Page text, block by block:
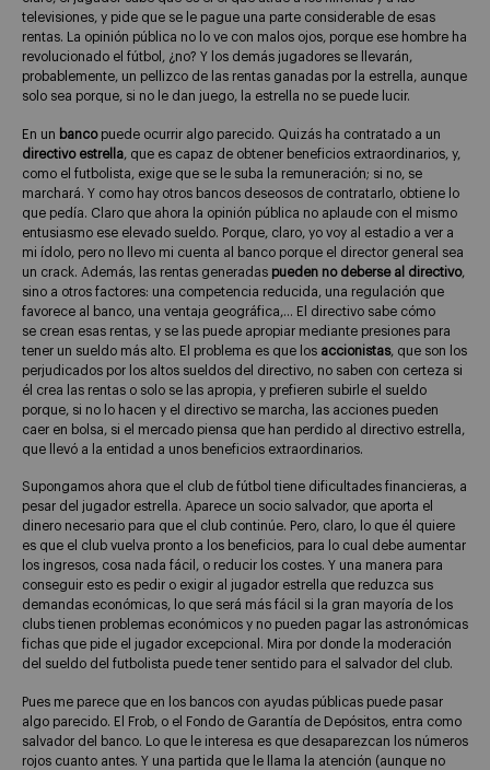
televisiones, y pide que se le pague una parte considerable de esas
rentas. La opinión pública no lo ve con malos ojos, porque ese hombre ha
revolucionado el fútbol, ¿no? Y los demás jugadores se llevarán,
probablemente, un pellizco de las rentas ganadas por la estrella, aunque
solo sea porque, si no le dan juego, la estrella no se puede lucir.
En un bancopuede ocurrir algo parecido. Quizás ha contratado a un
directivo estrella, que es capaz de obtener beneficios extraordinarios, y,
como el futbolista, exige que se le suba la remuneración; si no, se
marchará. Y como hay otros bancos deseosos de contratarlo, obtiene lo
que pedía. Claro que ahora la opinión pública no aplaude con el mismo
entusiasmo ese elevado sueldo. Porque, claro, yo voy al estadio a ver a
mi ídolo, pero no llevo mi cuenta al banco porque el director general sea
un crack. Además, las rentas generadas pueden no deberse al directivo,
sino a otros factores: una competencia reducida, una regulación que
favorece al banco, una ventaja geográfica,… El directivo sabe cómo
se crean esas rentas, y se las puede apropiar mediante presiones para
tener un sueldo más alto. El problema es que los accionistas, que son los
perjudicados por los altos sueldos del directivo, no saben con certeza si
él crea las rentas o solo se las apropia, y prefieren subirle el sueldo
porque, si no lo hacen y el directivo se marcha, las acciones pueden
caer en bolsa, si el mercado piensa que han perdido al directivo estrella,
que llevó a la entidad a unos beneficios extraordinarios.
Supongamos ahora que el club de fútbol tiene dificultades financieras, a
pesar del jugador estrella. Aparece un socio salvador, que aporta el
dinero necesario para que el club continúe. Pero, claro, lo que él quiere
es que el club vuelva pronto a los beneficios, para lo cual debe aumentar
los ingresos, cosa nada fácil, o reducir los costes. Y una manera para
conseguir esto es pedir o exigir al jugador estrella que reduzca sus
demandas económicas, lo que será más fácil si la gran mayoría de los
clubs tienen problemas económicos y no pueden pagar las astronómicas
fichas que pide el jugador excepcional. Mira por donde la moderación
del sueldo del futbolista puede tener sentido para el salvador del club.
Pues me parece que en los bancos con ayudas públicas puede pasar
algo parecido. El Frob, o el Fondo de Garantía de Depósitos, entra como
salvador del banco. Lo que le interesa es que desaparezcan los números
rojos cuanto antes. Y una partida que le llama la atención (aunque no